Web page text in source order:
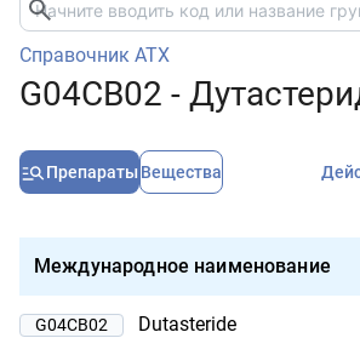
Справочник АТХ
G04CB02 -
Препараты Вещества
Международное наименование
G04CB02 Dutasteride